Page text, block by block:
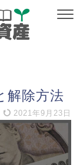
解除方法
2021年9月23日